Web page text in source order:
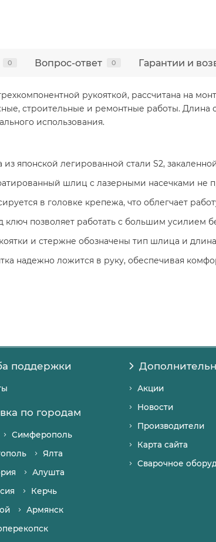
0 Вопрос-ответ 0 Гарантии и
трехкомпонентной рукояткой, рассчитана на
строительные и ремонтные работы. Длина
использования.
японской легированной стали S2,
шлиц с лазерными насечками не
в головке крепежа, что облегчает
позволяет работать с большим усилием
и стержне обозначены тип шлица и
надежно ложится в руку, обеспечивая
поддержки
по городам
Симферополь
Ялта
Алушта
Керчь
Армянск
Акции
Новости
Производители
Карта сайта
Сварочное